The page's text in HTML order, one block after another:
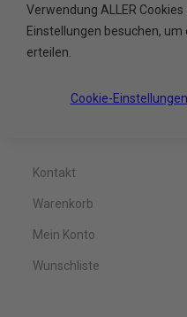
Barrierefreiheitserklärung
Black Friday
Kontakt
Warenkorb
Mein Konto
Wunschliste
Verwendung ALLER
Einstellungen besuchen,
erteilen.
Cookie-Einstellungen